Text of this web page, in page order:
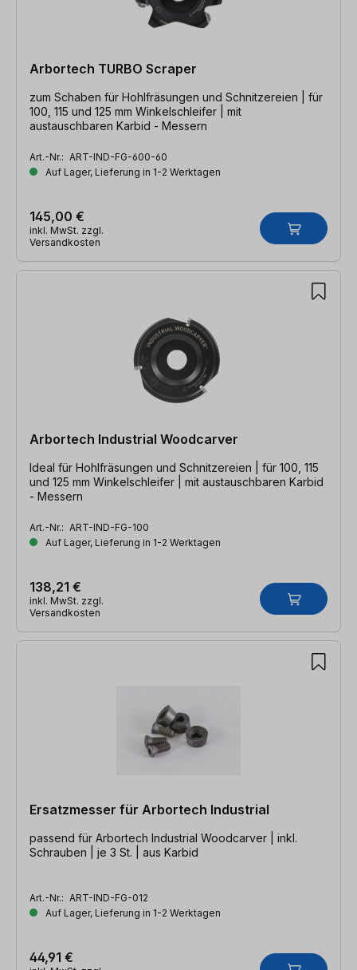
Arbortech TURBO Scraper
zum Schaben für Hohlfräsungen und Schnitzereien | für
100, 115 und 125 mm Winkelschleifer | mit
austauschbaren Karbid - Messern
Art.-Nr.: ART-IND-FG-600-60
Auf Lager, Lieferung in 1-2 Werktagen
145,00 €
inkl. MwSt. zzgl.
Versandkosten
Arbortech Industrial Woodcarver
Ideal für Hohlfräsungen und Schnitzereien | für 100, 115
und 125 mm Winkelschleifer | mit austauschbaren Karbid
- Messern
Art.-Nr.: ART-IND-FG-100
Auf Lager, Lieferung in 1-2 Werktagen
138,21 €
inkl. MwSt. zzgl.
Versandkosten
Ersatzmesser für Arbortech Industrial
passend für Arbortech Industrial Woodcarver | inkl.
Schrauben | je 3 St. | aus Karbid
Art.-Nr.: ART-IND-FG-012
Auf Lager, Lieferung in 1-2 Werktagen
44,91 €